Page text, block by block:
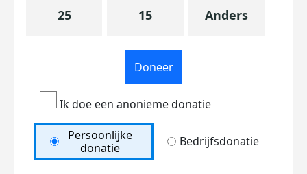
25 15 Anders
Doneer
Ik doe een anonieme donatie
Persoonlijke
donatie
Bedrijfsdonatie